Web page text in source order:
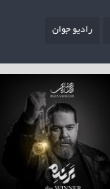
رادیو جوان